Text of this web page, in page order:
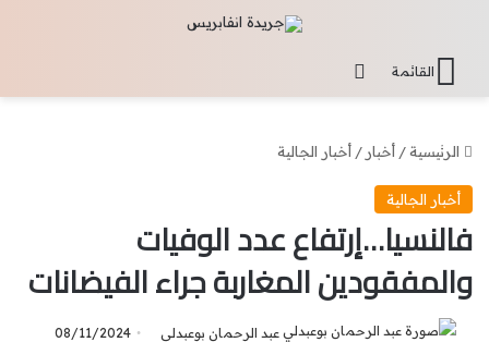
القائمة
الرئيسية/ أخبار / أخبار الجالية
أخبار الجالية
فالنسيا…إرتفاع عدد الوفيات
والمفقودين المغاربة جراء الفيضانات
عبد الرحمان بوعبدلي 08/11/2024